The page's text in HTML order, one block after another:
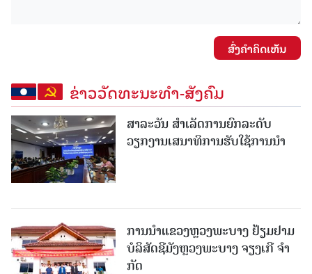
ສົ່ງຄໍາຄິດເຫັນ
ຂ່າວວັດທະນະທຳ-ສັງຄົມ
ສາລະວັນ ສໍາເລັດການຍົກລະດັບ
ວຽກງານເສນາທິການຮັບໃຊ້ການນໍາ
ການນຳແຂວງຫຼວງພະບາງ ຢ້ຽມ​ຢາມ
ບໍ​ລິ​ສັດຊີມັງຫຼວງພະບາງ ຈຽງເກີ ຈໍາ
ກັດ